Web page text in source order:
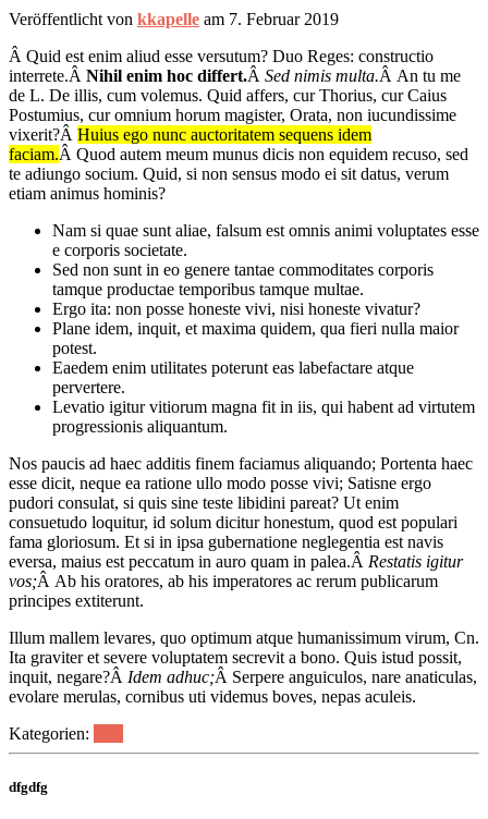
Veröffentlicht von kkapelle am 7. Februar 2019
Â Quid est enim aliud esse versutum? Duo Reges: constructio
interrete.Â Nihil enim hoc differt.Â Sed nimis multa.Â An tu me
de L. De illis, cum volemus. Quid affers, cur Thorius, cur Caius
Postumius, cur omnium horum magister, Orata, non iucundissime
vixerit?Â Huius ego nunc auctoritatem sequens idem
faciam.Â Quod autem meum munus dicis non equidem recuso, sed
te adiungo socium. Quid, si non sensus modo ei sit datus, verum
etiam animus hominis?
Nam si quae sunt aliae, falsum est omnis animi voluptates esse
e corporis societate.
Sed non sunt in eo genere tantae commoditates corporis
tamque productae temporibus tamque multae.
Ergo ita: non posse honeste vivi, nisi honeste vivatur?
Plane idem, inquit, et maxima quidem, qua fieri nulla maior
potest.
Eaedem enim utilitates poterunt eas labefactare atque
pervertere.
Levatio igitur vitiorum magna fit in iis, qui habent ad virtutem
progressionis aliquantum.
Nos paucis ad haec additis finem faciamus aliquando; Portenta haec
esse dicit, neque ea ratione ullo modo posse vivi; Satisne ergo
pudori consulat, si quis sine teste libidini pareat? Ut enim
consuetudo loquitur, id solum dicitur honestum, quod est populari
fama gloriosum. Et si in ipsa gubernatione neglegentia est navis
eversa, maius est peccatum in auro quam in palea.Â Restatis igitur
vos;Â Ab his oratores, ab his imperatores ac rerum publicarum
principes extiterunt.
Illum mallem levares, quo optimum atque humanissimum virum, Cn.
Ita graviter et severe voluptatem secrevit a bono. Quis istud possit,
inquit, negare?Â Idem adhuc;Â Serpere anguiculos, nare anaticulas,
evolare merulas, cornibus uti videmus boves, nepas aculeis.
Kategorien:
dfgdfg